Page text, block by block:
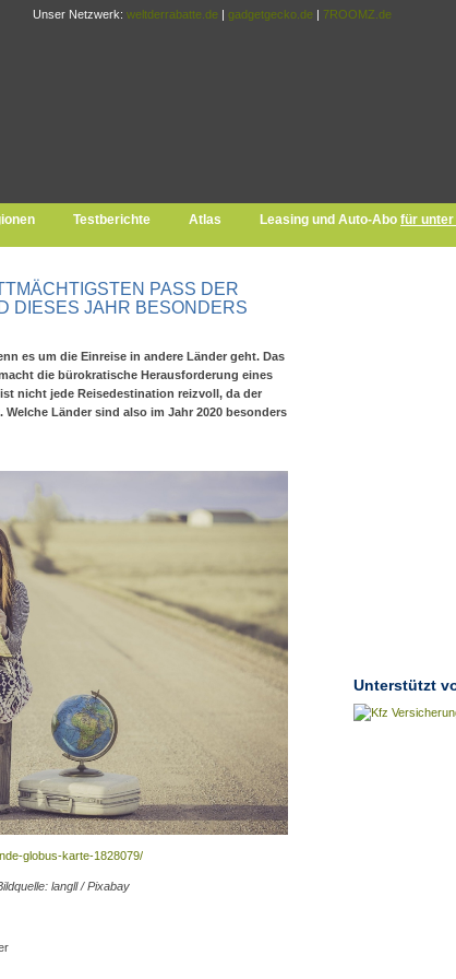
Unser Netzwerk: weltderrabatte.de| gadgetgecko.de| 7ROOMZ.de
Testberichte Atlas Leasing und Auto-Abo für unter
PASS DER
DIESES JAHR BESONDERS
es um die Einreise in andere Länder geht. Das
die bürokratische Herausforderung eines
nicht jede Reisedestination reizvoll, da der
Länder sind also im Jahr 2020 besonders
globus-karte-1828079/
langll / Pixabay
Unterstützt